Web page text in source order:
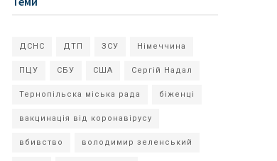
ДСНС ДТП ЗСУ Німеччина
ПЦУ СБУ США Сергій Надал
Тернопільска міська рада біженці
вакцинація від коронавірусу
вбивство володимир зеленський